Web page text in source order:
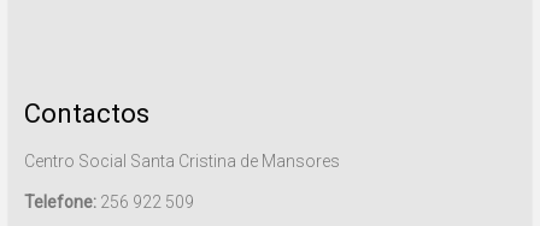
Contactos
Centro Social Santa Cristina de Mansores
Telefone:256 922 509